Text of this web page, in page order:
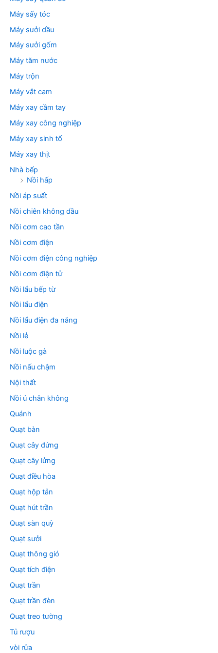
Máy sấy tóc
Máy sưởi dầu
Máy sưởi gốm
Máy tăm nước
Máy trộn
Máy vắt cam
Máy xay cầm tay
Máy xay công nghiệp
Máy xay sinh tố
Máy xay thịt
Nhà bếp
Nồi hấp
Nồi áp suất
Nồi chiên không dầu
Nồi cơm cao tần
Nồi cơm điện
Nồi cơm điện công nghiệp
Nồi cơm điện tử
Nồi lẩu bếp từ
Nồi lẩu điện
Nồi lẩu điện đa năng
Nồi lẻ
Nồi luộc gà
Nồi nấu chậm
Nội thất
Nồi ủ chân không
Quánh
Quạt bàn
Quạt cây đứng
Quạt cây lửng
Quạt điều hòa
Quạt hộp tản
Quạt hút trần
Quạt sàn quỳ
Quạt sưởi
Quạt thông gió
Quạt tích điện
Quạt trần
Quạt trần đèn
Quạt treo tường
Tủ rượu
vòi rửa